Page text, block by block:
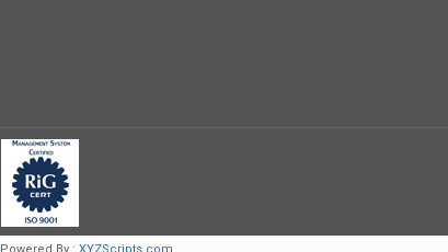
Powered By : XYZScripts.com